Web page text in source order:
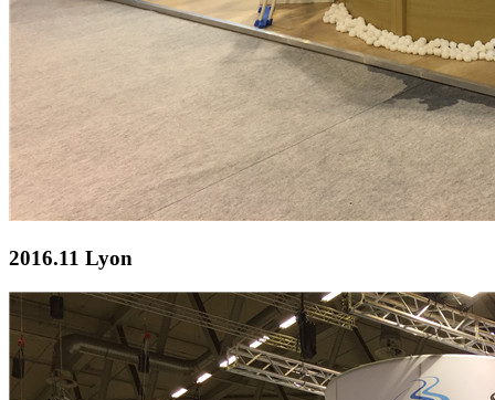
2016.11 Lyon